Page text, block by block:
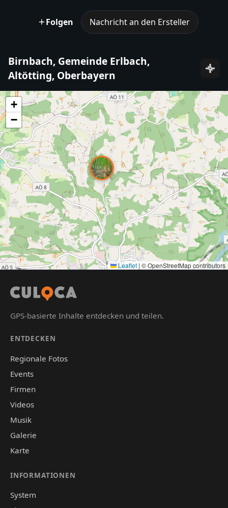
Folgen Nachricht an den Ersteller
Birnbach, Gemeinde Erlbach,
Altötting, Oberbayern
+
−
Leaflet |© OpenStreetMap contributors
GPS-basierte Inhalte entdecken und teilen.
ENTDECKEN
Regionale Fotos
Events
Firmen
Videos
Musik
Galerie
Karte
INFORMATIONEN
System